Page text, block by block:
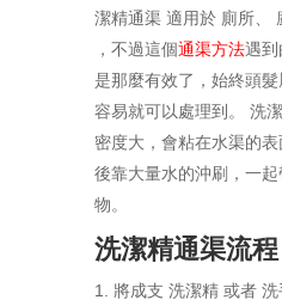
潔精通渠 適用於 廁所、
，不過這個通渠方法遇到
是那麼有效了，始終頭
容易就可以處理到。 洗
密度大，會粘在水渠的
後靠大量水的沖刷，一
物。
洗潔精通渠流程
1. 將成支 洗潔精 或者